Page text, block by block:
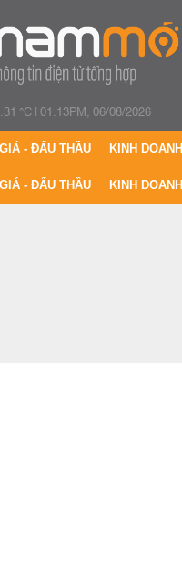
°C|01:13PM, 06/08/2026
- ĐẤU THẦU KINH DOANH
- ĐẤU THẦU KINH DOANH